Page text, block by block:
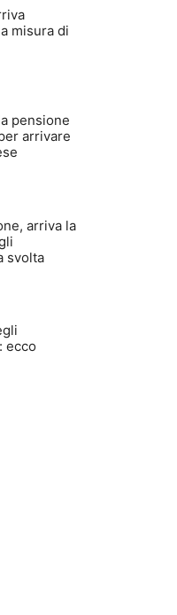
misura di
pensione
arrivare
arriva la
svolta
ecco